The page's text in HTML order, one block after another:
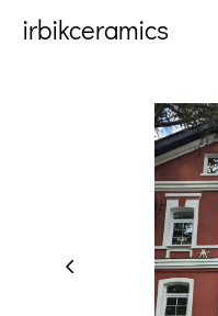
irbikceramics